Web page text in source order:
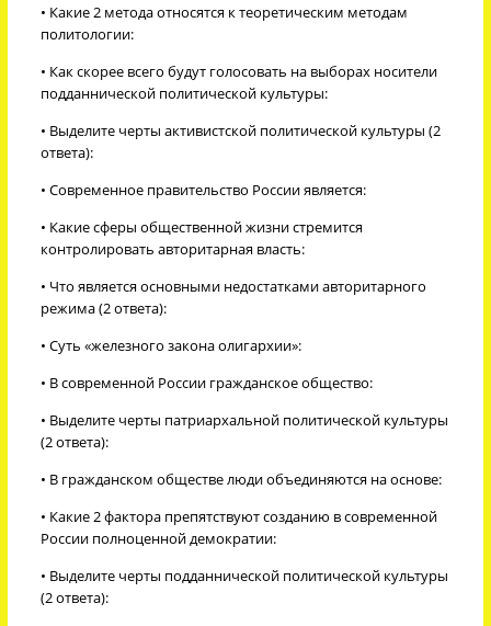
• Какие 2 метода относятся к теоретическим методам
политологии:
• Как скорее всего будут голосовать на выборах носители
подданнической политической культуры:
• Выделите черты активистской политической культуры (2
ответа):
• Современное правительство России является:
• Какие сферы общественной жизни стремится
контролировать авторитарная власть:
• Что является основными недостатками авторитарного
режима (2 ответа):
• Суть «железного закона олигархии»:
• В современной России гражданское общество:
• Выделите черты патриархальной политической культуры
(2 ответа):
• В гражданском обществе люди объединяются на основе:
• Какие 2 фактора препятствуют созданию в современной
России полноценной демократии:
• Выделите черты подданнической политической культуры
(2 ответа):